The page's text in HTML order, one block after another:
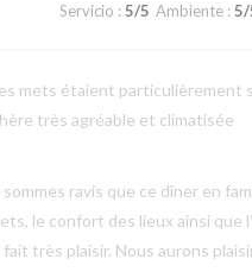
Servicio : 5/5 Ambiente: 5/
mets étaient particulièrement
très agréable et climatisée
ravis que ce dîner en
le confort des lieux ainsi
très plaisir. Nous aurons